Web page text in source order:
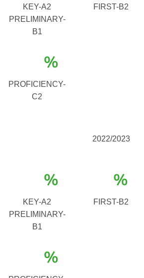
KEY-A2
PRELIMINARY-
B1
FIRST-B2
%
PROFICIENCY-
C2
2022/2023
%
KEY-A2
PRELIMINARY-
B1
%
FIRST-B2
%